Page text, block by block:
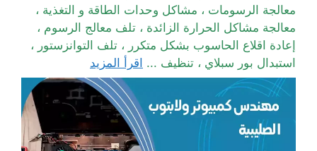
معالجة الرسومات ، مشاكل وحدات الطاقة و التغذية ،
معالجة مشاكل الحرارة الزائدة ، تلف معالج الرسوم ،
إعادة اقلاع الحاسوب بشكل متكرر ، تلف التوانزستور ،
استبدال بور سبلاي ، تنظيف ... اقرأ المزيد